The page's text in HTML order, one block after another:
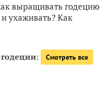
выращивать годецию
ухаживать? Как
: Смотреть все